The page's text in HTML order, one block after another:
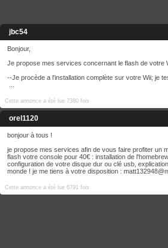
jbc54
Bonjour,
Je propose mes services concernant le flash de votre
--Je procède a l'installation complète sur votre Wii; je
Cette annonce a été lue 7380 fois
orel1120
bonjour à tous !
je propose mes services afin de vous faire profiter un
flash votre console pour 40€ : installation de
configuration de votre disque dur ou clé usb,
monde ! je me tiens à votre disposition :
Cette annonce a été lue 6791 fois